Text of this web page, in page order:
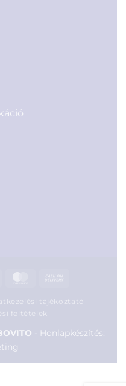
MasterCard
Delivery
tájékoztató
feltételek
- Honlapkészítés: